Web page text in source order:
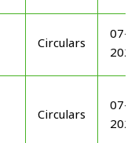
Circulars
07-
Circulars
07-